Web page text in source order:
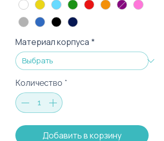
Материал корпуса *
Количество *
Добавить в корзину